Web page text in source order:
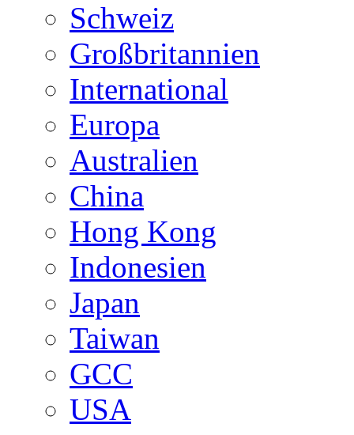
Schweiz
Großbritannien
International
Europa
Australien
China
Hong Kong
Indonesien
Japan
Taiwan
GCC
USA